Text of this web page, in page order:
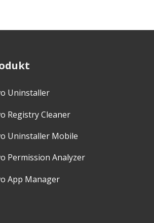
Uninstaller
Registry Cleaner
Uninstaller Mobile
Permission Analyzer
App Manager